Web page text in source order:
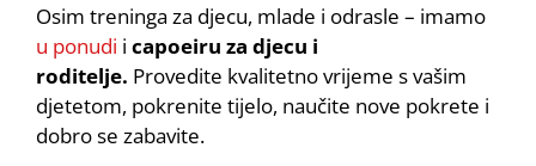
Osim treninga za djecu, mlade i odrasle – imamo
u ponudi i capoeiru za djecu i
roditelje. Provedite kvalitetno vrijeme s vašim
djetetom, pokrenite tijelo, naučite nove pokrete i
dobro se zabavite.